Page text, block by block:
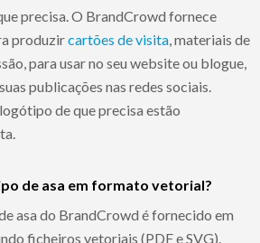
precisa. O BrandCrowd fornece
produzircartões de visita , materiais de
para usar no seu website ou blogue,
publicações nas redes sociais.
de que precisa estão
de asa em formato vetorial?
asa do BrandCrowd é fornecido em
ficheiros vetoriais (PDF e SVG).